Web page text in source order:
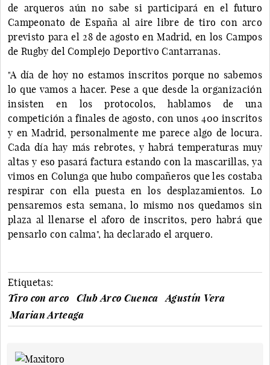
de arqueros aún no sabe si participará en el futuro
Campeonato de España al aire libre de tiro con arco
previsto para el 28 de agosto en Madrid, en los Campos
de Rugby del Complejo Deportivo Cantarranas.
"A día de hoy no estamos inscritos porque no sabemos
lo que vamos a hacer. Pese a que desde la organización
insisten en los protocolos, hablamos de una
competición a finales de agosto, con unos 400 inscritos
y en Madrid, personalmente me parece algo de locura.
Cada día hay más rebrotes, y habrá temperaturas muy
altas y eso pasará factura estando con la mascarillas, ya
vimos en Colunga que hubo compañeros que les costaba
respirar con ella puesta en los desplazamientos. Lo
pensaremos esta semana, lo mismo nos quedamos sin
plaza al llenarse el aforo de inscritos, pero habrá que
pensarlo con calma", ha declarado el arquero.
Etiquetas:
Tiro con arco
Club Arco Cuenca
Agustín Vera
Marian Arteaga